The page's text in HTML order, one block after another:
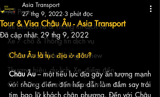
All Posts
Xe Limousine & Thông tin dịch vụ
Xe 7 chỗ & Thông tin dịch vụ
Customers/Khách hàng Review
Thương hiệu, du lịch, Xe, điểm đến
Car & Van, Travel Vietnam, News
Tour & Visa Châu Âu - Asia Transport
Asia Transport
27 thg 9, 2022 3 phút đọc
Đã cập nhật: 29 thg 9, 2022
Châu Âu là lục địa ở đâu?
Châu Âu – một tiểu lục địa gây ấn tượng mạnh
với những điểm đến hấp dẫn làm đắm say trái
tim bao lữ khách chân phương. Đến với Châu